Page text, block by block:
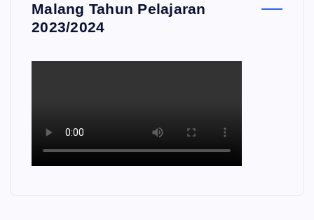
Malang Tahun Pelajaran
2023/2024